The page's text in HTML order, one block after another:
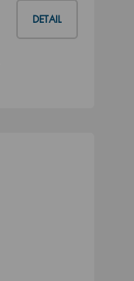
DETAIL